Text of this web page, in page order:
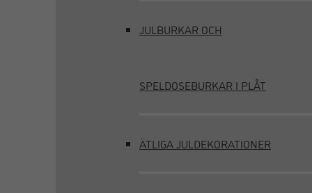
JULBURKAR OCH
SPELDOSEBURKAR I PLÅT
ÄTLIGA JULDEKORATIONER